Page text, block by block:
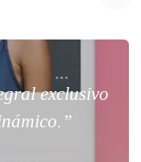
exclusivo